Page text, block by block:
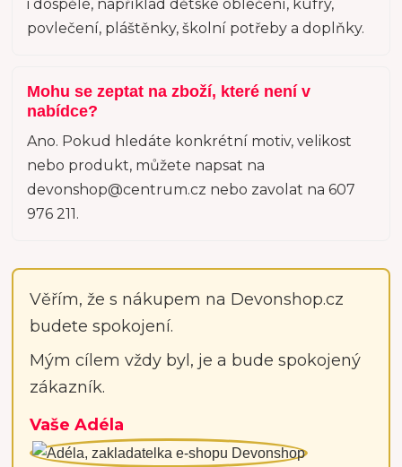
i dospělé, například dětské oblečení, kufry,
povlečení, pláštěnky, školní potřeby a doplňky.
Mohu se zeptat na zboží, které není v
nabídce?
Ano. Pokud hledáte konkrétní motiv, velikost
nebo produkt, můžete napsat na
devonshop@centrum.cz nebo zavolat na 607
976 211.
Věřím, že s nákupem na Devonshop.cz
budete spokojení.
Mým cílem vždy byl, je a bude spokojený
zákazník.
Vaše Adéla